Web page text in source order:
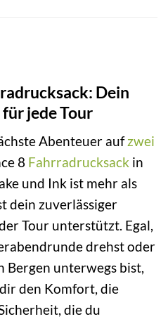
Dein
jede Tour
Abenteuer aufzwei
8 Fahrradrucksack in
und Ink ist mehr als
dein zuverlässiger
Tour unterstützt. Egal,
drehst oder
Bergen unterwegs bist,
den Komfort, die
die du